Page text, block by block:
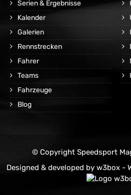
Serien & Ergebnisse
Kalender
Galerien
Rennstrecken
Fahrer
Teams
Fahrzeuge
Blog
© Copyright Speedsport
Designed & developed by w3box -